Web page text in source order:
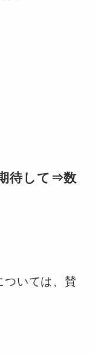
待して⇒数
ついては、賛